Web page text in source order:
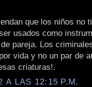
que los niños no
usados como
pareja. Los
vida y no un par de
criaturas!.
A LAS 12:15 P.M.